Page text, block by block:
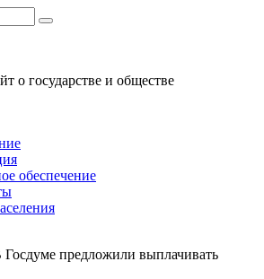
о государстве и обществе
обеспечение
Госдуме предложили выплачивать